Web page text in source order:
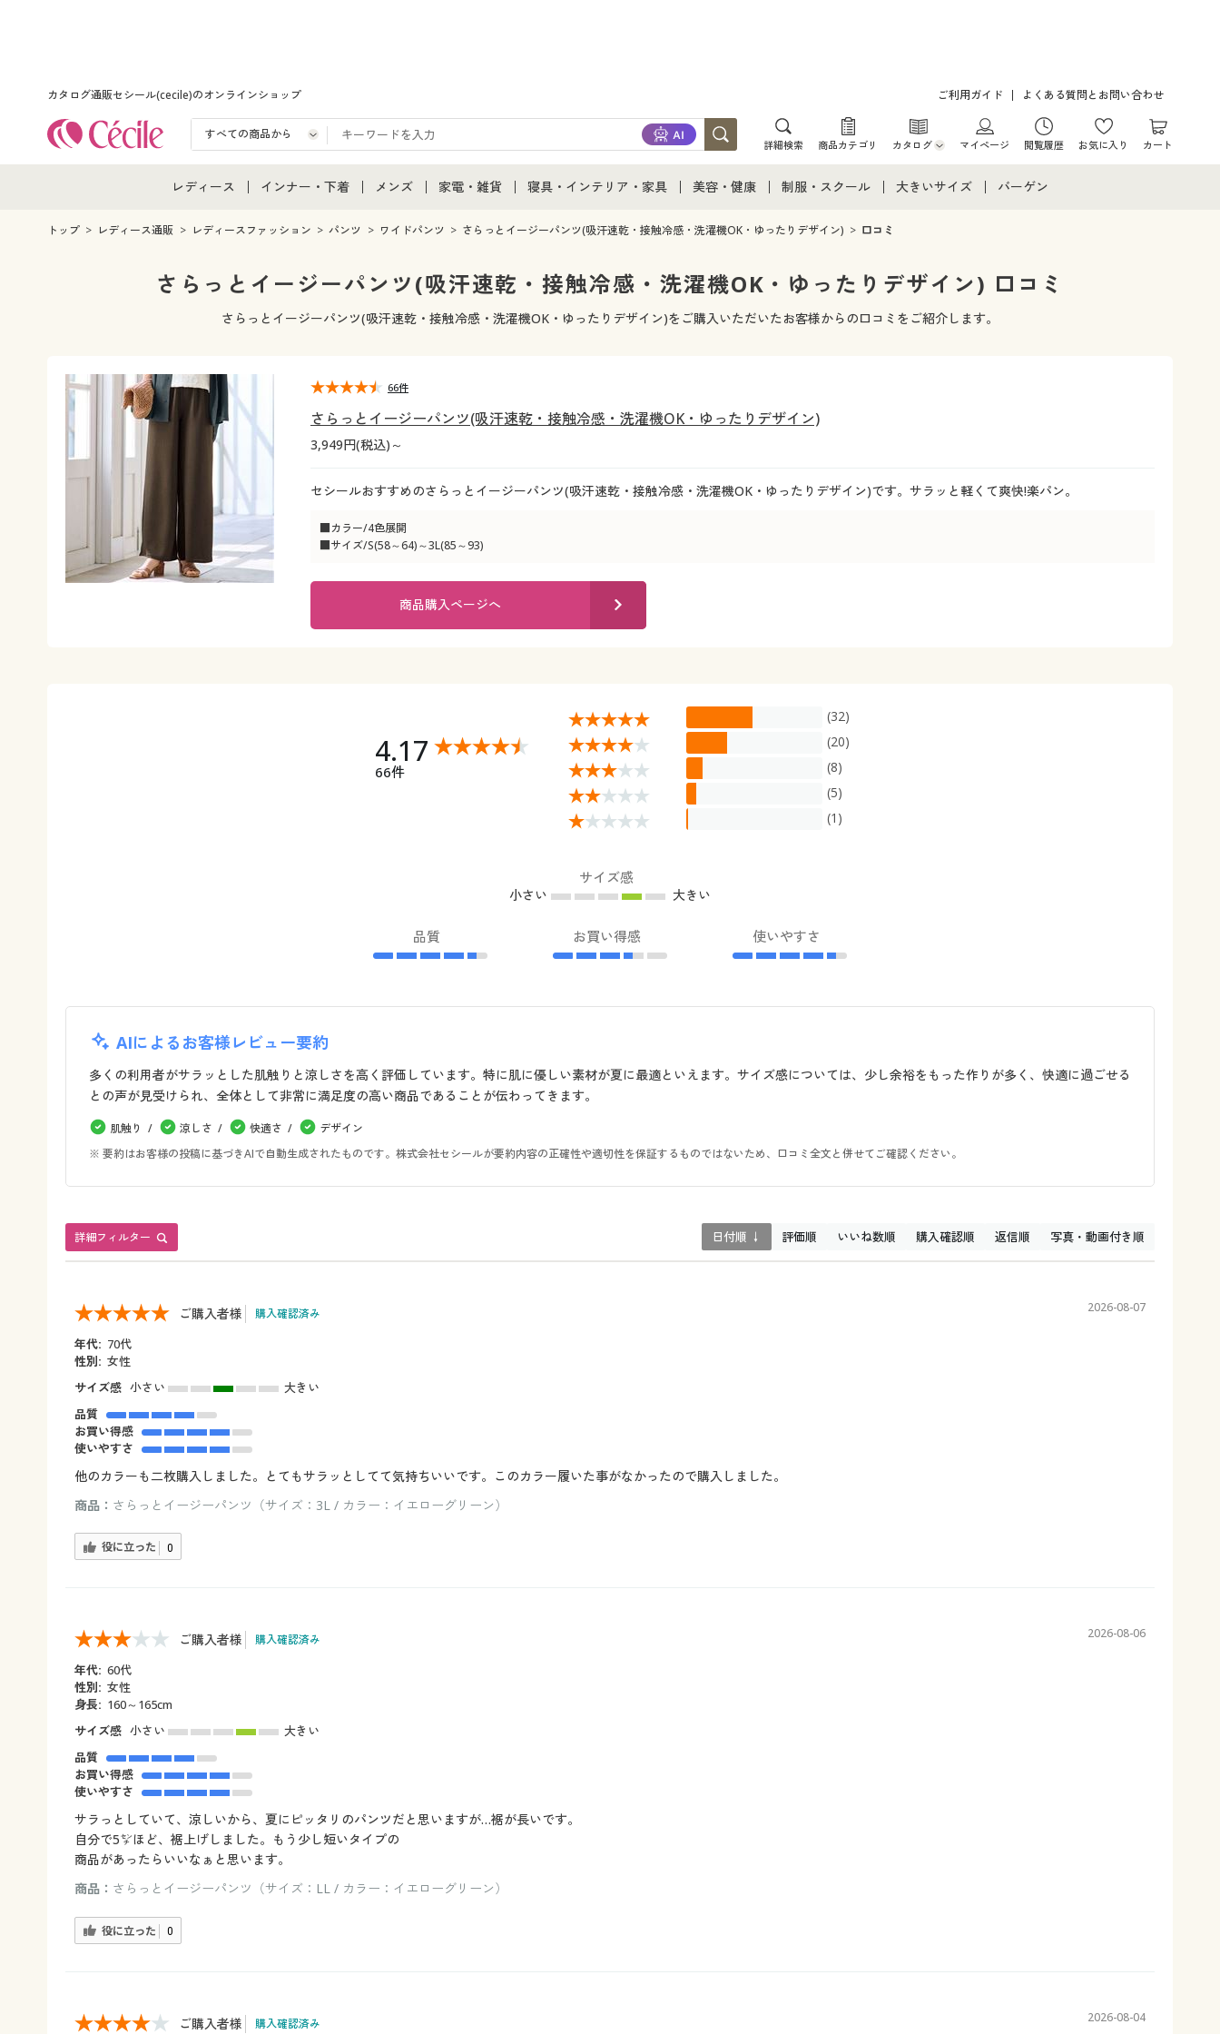
カタログ通販セシール(cecile)のオンラインショップ ご利用ガイド よくある質問とお問い合わせ
詳細検索 商品カテゴリ カタログ
カタログ・チラシからのご注文
マイページ 閲覧履歴 お気に入り カート
レディース
レディース通販すべて
レディースファッション
女性下着
インナー・下着
インナー・下着通販すべて
女性下着
メンズ下着
メンズ
メンズ通販すべて
メンズファッション
メンズ下着
家電・雑貨
家電・雑貨すべて
家電
キッチン・雑貨・日用品
寝具・インテリア・家具
寝具・インテリア・家具通販すべて
家具・収納
寝具・ベッド
美容・健康
美容・健康通販すべて
美容・健康・サプリメント
制服・スクール
制服・スクールすべて
制服・学生服
ジュニア・ティーンズ下着
大きいサイズ
大きいサイズ レディース服
大きいサイズ レディース下着
バーゲン
シークレットセール
トップ レディース通販 レディースファッション パンツ ワイドパンツ さらっとイージーパンツ(吸汗速乾・接触冷感・洗濯機OK・ゆったりデザイン) 口コミ
さらっとイージーパンツ(吸汗速乾・接触冷感・洗濯機OK・ゆったりデザイン) 口コミ
さらっとイージーパンツ(吸汗速乾・接触冷感・洗濯機OK・ゆったりデザイン)をご購入いただいたお客様からの口コミをご紹介します。
さらっとイージーパンツ(吸汗速乾・接触冷感・洗濯機OK・ゆったりデザイン)
3,949円(税込)～
セシールおすすめのさらっとイージーパンツ(吸汗速乾・接触冷感・洗濯機OK・ゆったりデザイン)です。サラッと軽くて爽快!楽パン。
■カラー/4色展開
■サイズ/S(58～64)～3L(85～93)
66件
商品購入ページへ
4.17
66件
(32)
(20)
(8)
(5)
(1)
サイズ感
小さい 大きい
品質 お買い得感 使いやすさ
AIによるお客様レビュー要約
多くの利用者がサラッとした肌触りと涼しさを高く評価しています。特に肌に優しい素材が夏に最適といえます。サイズ感については、少し余裕をもった作りが多く、快適に過ごせる
との声が見受けられ、全体として非常に満足度の高い商品であることが伝わってきます。
肌触り 涼しさ 快適さ
デザイン
※ 要約はお客様の投稿に基づきAIで自動生成されたものです。株式会社セシールが要約内容の正確性や適切性を保証するものではないため、口コミ全文と併せてご確認ください。
詳細フィルター 日付順 ↓ 評価順 いいね数順 購入確認順 返信順 写真・動画付き順
ご購入者様 購入確認済み 2026-08-07
年代: 70代
性別: 女性
サイズ感 小さい
大きい
品質
お買い得感
使いやすさ
他のカラーも二枚購入しました。とてもサラッとしてて気持ちいいです。このカラー履いた事がなかったので購入しました。
商品： さらっとイージーパンツ（サイズ：3L / カラー：イエローグリーン）
役に立った 0
ご購入者様 購入確認済み 2026-08-06
年代: 60代
性別: 女性
身長: 160～165cm
サイズ感 小さい
大きい
品質
お買い得感
使いやすさ
サラっとしていて、涼しいから、夏にピッタリのパンツだと思いますが…裾が長いです。
自分で5㌢ほど、裾上げしました。もう少し短いタイプの
商品があったらいいなぁと思います。
商品： さらっとイージーパンツ（サイズ：LL / カラー：イエローグリーン）
役に立った 0
ご購入者様 購入確認済み 2026-08-04